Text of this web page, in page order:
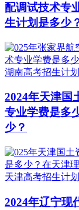
配调试技术专
生计划是多少
湖南高考招生计划
2024年天津国
专业学费是多
少？
天津高考招生计划
2024年辽宁现